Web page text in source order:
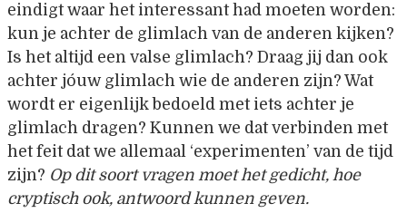
eindigt waar het interessant had moeten worden:
kun je achter de glimlach van de anderen kijken?
Is het altijd een valse glimlach? Draag jij dan ook
achter jóuw glimlach wie de anderen zijn? Wat
wordt er eigenlijk bedoeld met iets achter je
glimlach dragen? Kunnen we dat verbinden met
het feit dat we allemaal ‘experimenten’ van de tijd
zijn? Op dit soort vragen moet het gedicht, hoe
cryptisch ook, antwoord kunnen geven.